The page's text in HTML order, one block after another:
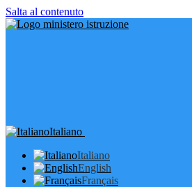
Salta al contenuto
Italiano
Italiano
English
Français